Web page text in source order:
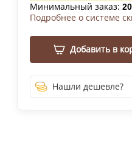
Минимальный заказ:
Подробнее о системе
Добавить в
Нашли дешевле?